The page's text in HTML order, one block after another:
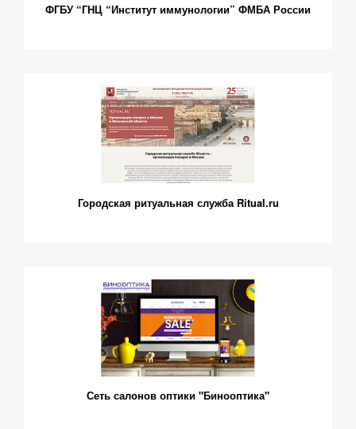
ФГБУ “ГНЦ “Институт иммунологии” ФМБА России
Городская ритуальная служба Ritual.ru
Сеть салонов оптики "Бинооптика"